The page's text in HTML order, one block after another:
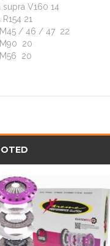
supra V160 14
21
/ 46 / 47 22
20
20